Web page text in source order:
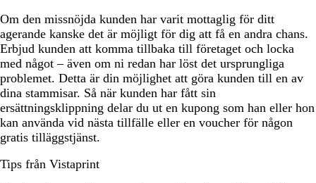
Om den missnöjda kunden har varit mottaglig för ditt
agerande kanske det är möjligt för dig att få en andra chans.
Erbjud kunden att komma tillbaka till företaget och locka
med något – även om ni redan har löst det ursprungliga
problemet. Detta är din möjlighet att göra kunden till en av
dina stammisar. Så när kunden har fått sin
ersättningsklippning delar du ut en kupong som han eller hon
kan använda vid nästa tillfälle eller en voucher för någon
gratis tilläggstjänst.
Tips från Vistaprint